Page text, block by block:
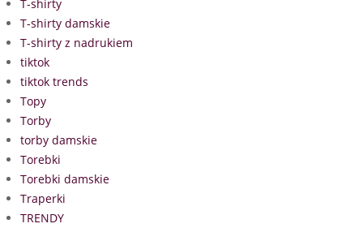
T-shirty
T-shirty damskie
T-shirty z nadrukiem
tiktok
tiktok trends
Topy
Torby
torby damskie
Torebki
Torebki damskie
Traperki
TRENDY